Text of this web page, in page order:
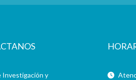
Investigación y